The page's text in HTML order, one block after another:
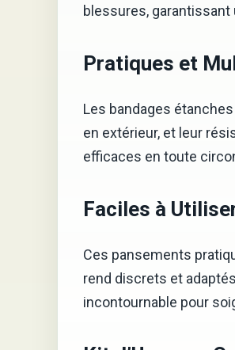
blessures,
Pratiques et
Les bandages
en extérieur, et leur
efficaces en toute
Faciles à
Ces pansements
rend discrets et
incontournable pour